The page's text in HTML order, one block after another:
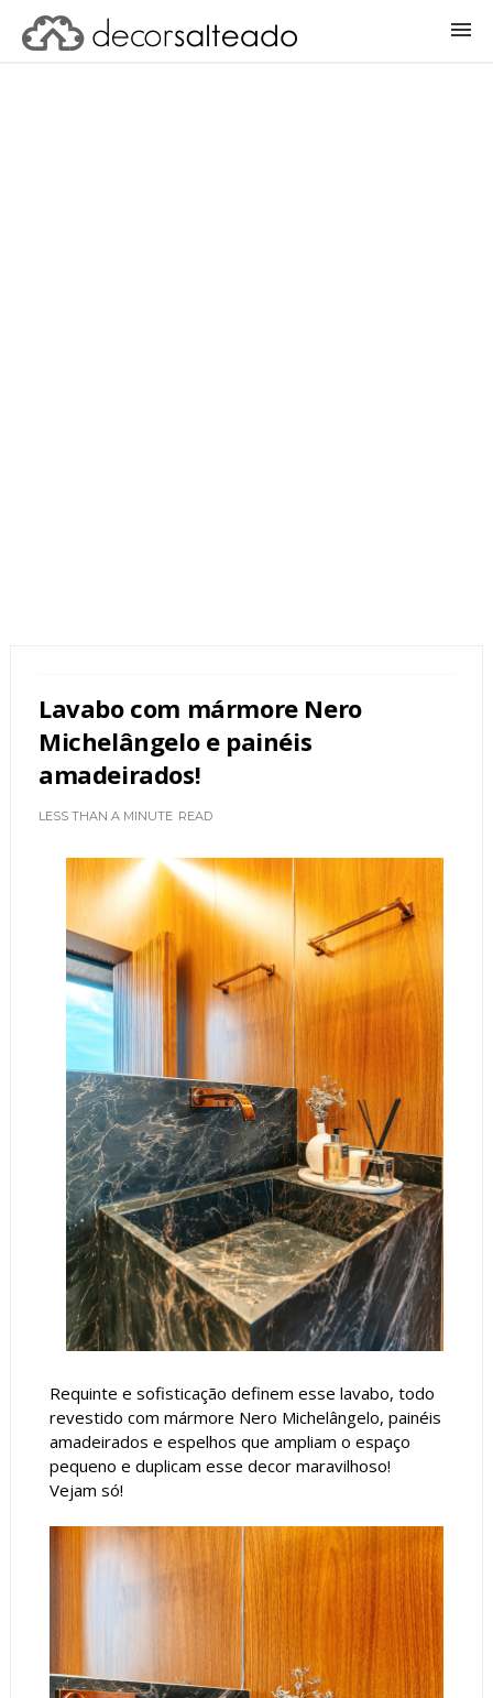
Lavabo com mármore Nero
Michelângelo e painéis
amadeirados!
LESS THAN A MINUTE READ
Requinte e sofisticação definem esse lavabo, todo
revestido com mármore Nero Michelângelo, painéis
amadeirados e espelhos que ampliam o espaço
pequeno e duplicam esse decor maravilhoso!
Vejam só!